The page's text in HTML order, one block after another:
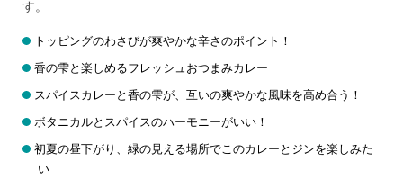
す。
トッピングのわさびが爽やかな辛さのポイント！
香の雫と楽しめるフレッシュおつまみカレー
スパイスカレーと香の雫が、互いの爽やかな風味を高め合う！
ボタニカルとスパイスのハーモニーがいい！
初夏の昼下がり、緑の見える場所でこのカレーとジンを楽しみた
い